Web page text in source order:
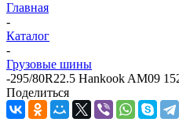
Главная
-
Каталог
-
Грузовые шины
-295/80R22.5 Hankook AM09
Поделиться